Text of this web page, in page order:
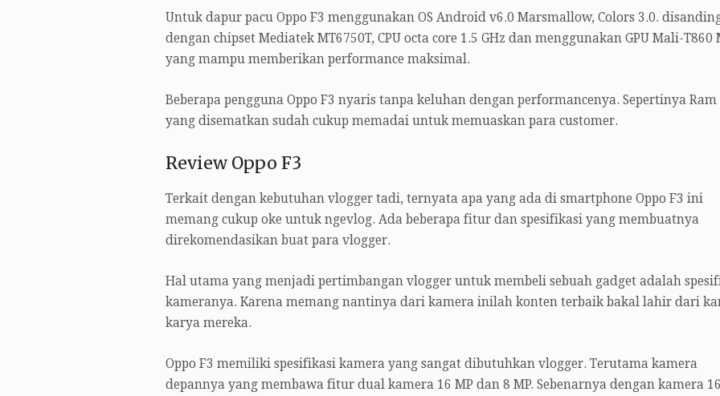
Untuk dapur pacu Oppo F3 menggunakan OS Android v6.0 Marsmallow, Colors 3.0.
dengan chipset Mediatek MT6750T, CPU octa core 1.5 GHz dan menggunakan GPU Mali-T860
yang mampu memberikan performance maksimal.
Beberapa pengguna Oppo F3 nyaris tanpa keluhan dengan performancenya. Sepertinya Ram
yang disematkan sudah cukup memadai untuk memuaskan para customer.
Review Oppo F3
Terkait dengan kebutuhan vlogger tadi, ternyata apa yang ada di smartphone Oppo F3 ini
memang cukup oke untuk ngevlog. Ada beberapa fitur dan spesifikasi yang membuatnya
direkomendasikan buat para vlogger.
Hal utama yang menjadi pertimbangan vlogger untuk membeli sebuah gadget adalah
kameranya. Karena memang nantinya dari kamera inilah konten terbaik bakal lahir dari
karya mereka.
Oppo F3 memiliki spesifikasi kamera yang sangat dibutuhkan vlogger. Terutama kamera
depannya yang membawa fitur dual kamera 16 MP dan 8 MP. Sebenarnya dengan kamera